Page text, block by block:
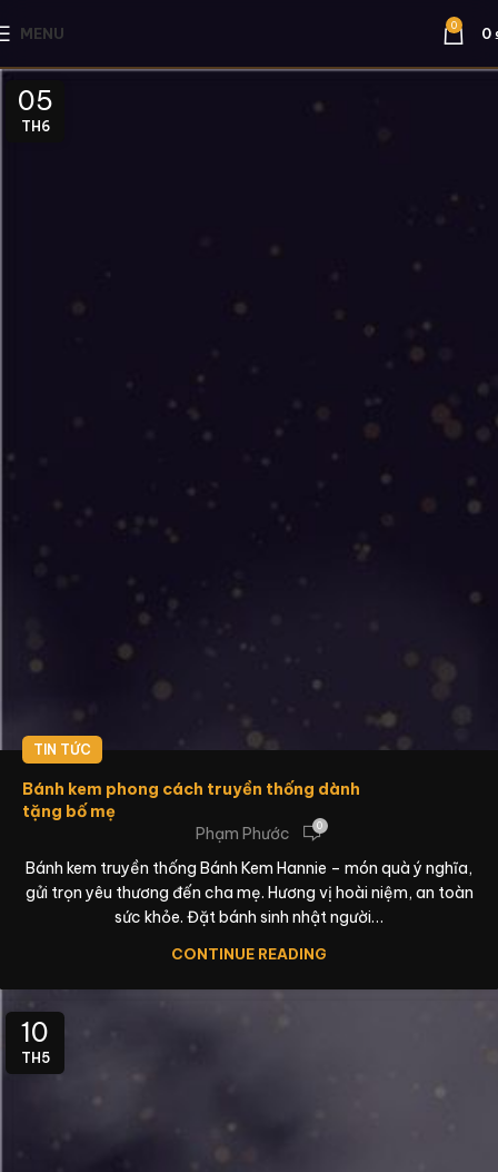
MENU 0 0
05
TH6
TIN TỨC
Bánh kem phong cách truyền thống dành
tặng bố mẹ
Phạm Phước
0
Bánh kem truyền thống Bánh Kem Hannie – món quà ý nghĩa,
gửi trọn yêu thương đến cha mẹ. Hương vị hoài niệm, an toàn
sức khỏe. Đặt bánh sinh nhật người…
CONTINUE READING
10
TH5